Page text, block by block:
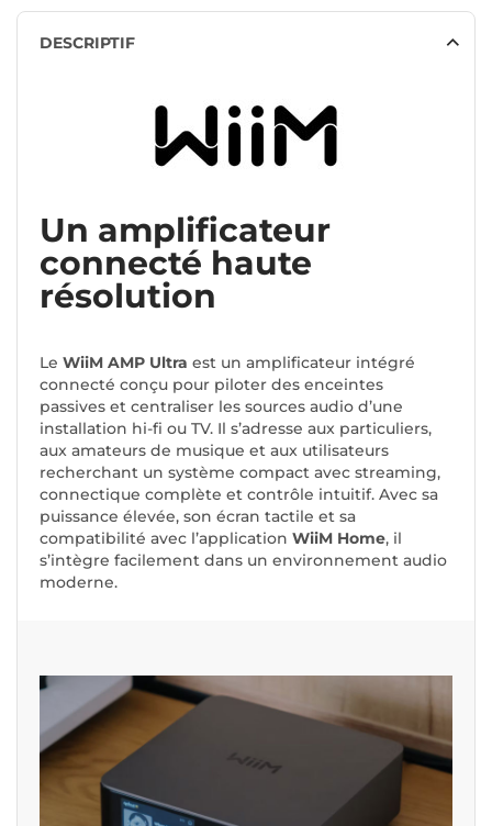
DESCRIPTIF
Un amplificateur
connecté haute
résolution
Le WiiM AMP Ultra est un amplificateur intégré
connecté conçu pour piloter des enceintes
passives et centraliser les sources audio d’une
installation hi-fi ou TV. Il s’adresse aux particuliers,
aux amateurs de musique et aux utilisateurs
recherchant un système compact avec streaming,
connectique complète et contrôle intuitif. Avec sa
puissance élevée, son écran tactile et sa
compatibilité avec l’application WiiM Home, il
s’intègre facilement dans un environnement audio
moderne.